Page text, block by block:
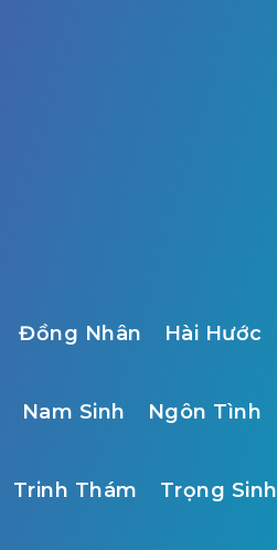
Đồng Nhân Hài Hước
Nam Sinh Ngôn Tình
Trinh Thám Trọng Sinh